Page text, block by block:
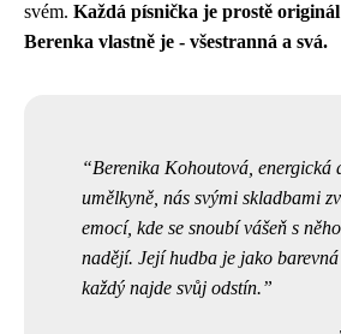
svém. Každá písnička je prostě
Berenka vlastně je - všestranná a svá.
Berenika Kohoutová, energická
umělkyně, nás svými skladbami
emocí, kde se snoubí vášeň s
nadějí. Její hudba je jako
každý najde svůj odstín.